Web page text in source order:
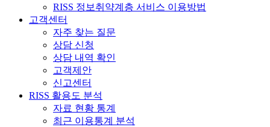
RISS 정보취약계층 서비스 이용방법
고객센터
자주 찾는 질문
상담 신청
상담 내역 확인
고객제안
신고센터
RISS 활용도 분석
자료 현황 통계
최근 이용통계 분석